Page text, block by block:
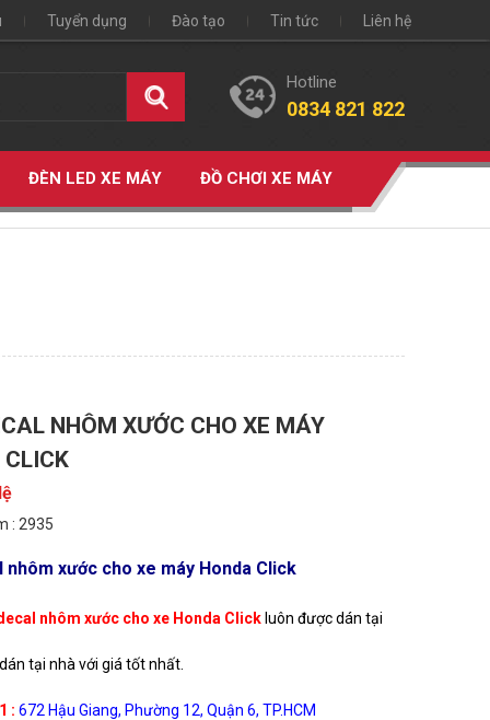
Tuyển dụng Đào tạo Tin tức Liên hệ
Hotline
0834 821 822
ĐÈN LED XE MÁY ĐỒ CHƠI XE MÁY
NHÔM XƯỚC CHO XE MÁY
CLICK
: 2935
nhôm xước cho xe máy Honda Click
nhôm xước cho xe Honda Click luôn được dán tại
tại nhà với giá tốt nhất.
: 672 Hậu Giang, Phường 12, Quận 6, TP.HCM